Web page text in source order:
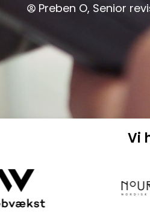
Preben O, Senior
Vi